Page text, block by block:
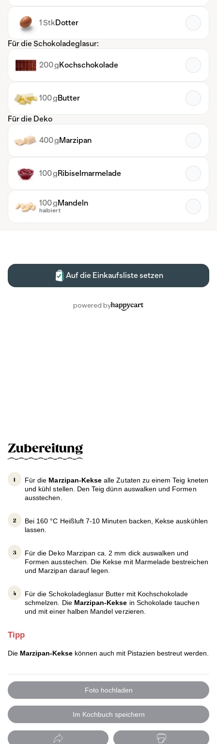
Zubereitung
Für die Marzipan-Kekse alle Zutaten zu einem Teig kneten
und kühl stellen. Den Teig dünn auswalken und Formen
ausstechen.
Bei 160 °C Heißluft 7-10 Minuten backen, Kekse auskühlen
lassen.
Für die Deko Marzipan ca. 2 mm dick auswalken und
Formen ausstechen. Die Kekse mit Marmelade bestreichen
und Marzipan darauf legen.
Für die Schokoladeglasur Butter mit Kochschokolade
schmelzen. Die Marzipan-Kekse in Schokolade tauchen
und mit einer halben Mandel verzieren.
Tipp
Die Marzipan-Kekse können auch mit Pistazien bestreut werden.
Foto hochladen
Im Kochbuch speichern